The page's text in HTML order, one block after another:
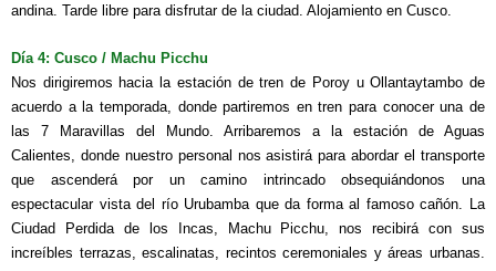
andina. Tarde libre para disfrutar de la ciudad. Alojamiento en Cusco.
Día 4: Cusco / Machu Picchu
Nos dirigiremos hacia la estación de tren de Poroy u Ollantaytambo de
acuerdo a la temporada, donde partiremos en tren para conocer una de
las 7 Maravillas del Mundo. Arribaremos a la estación de Aguas
Calientes, donde nuestro personal nos asistirá para abordar el transporte
que ascenderá por un camino intrincadoobsequiándonos una
espectacular vista del río Urubamba que da forma al famoso cañón. La
Ciudad Perdida de los Incas, Machu Picchu, nos recibirá con sus
increíbles terrazas, escalinatas, recintos ceremoniales y áreas urbanas.